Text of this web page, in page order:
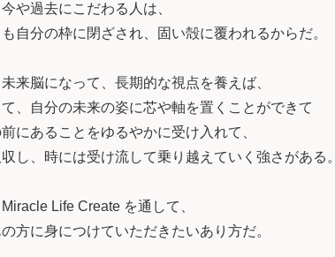
や過去にこだわる人は、
自分の枠に閉ざされ、固い殻に覆われるからだ。
来脳になって、長期的な視点を養えば、
、自分の未来の姿に芯や軸を置くことができて
にあることをゆるやかに受け入れて、
し、時には受け流して乗り越えていく強さがある。
Life Create を通して、
方に身につけていただきたいあり方だ。